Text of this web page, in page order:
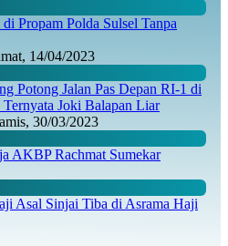
Propam Polda Sulsel Tanpa
14/04/2023
Potong Jalan Pas Depan RI-1 di
Joki Balapan Liar
30/03/2023
AKBP Rachmat Sumekar
Asal Sinjai Tiba di Asrama Haji